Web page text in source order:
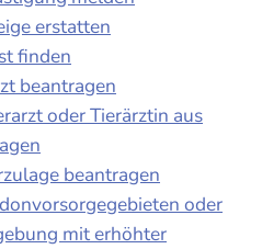
erstatten
finden
beantragen
oder Tierärztin aus
beantragen
oder
mit erhöhter